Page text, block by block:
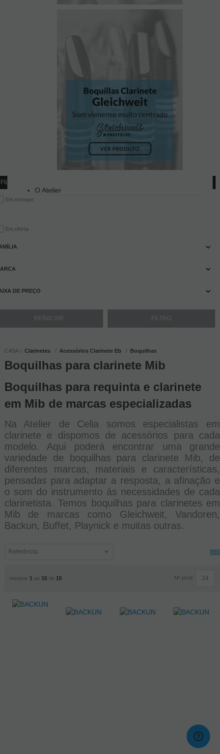
O Atelier
FILTRAR PRODUTOS
Em estoque
Em oferta
DE PREÇO
CASA Clarinetes Acessórios Clarinete Eb Boquilhas
Boquilhas para clarinete Mib
Boquilhas para requinta e clarinete
em Mib de marcas especializadas
Na Atelier de Celia somos especialistas em
clarinete e dispomos de acessórios para cada
modelo. Aqui poderá encontrar uma grande
variedade de boquilhas para clarinete Mib, de
diferentes marcas, materiais e características,
pensadas para adaptar a resposta, a afinação e
o som do instrumento às necessidades de cada
clarinetista. Temos boquilhas para clarinetes em
Mib de marcas como Gleichweit, Vandoren,
Backun, Buffet, Playnick e muitas outras.
mostrar 1 ao 15de 15 Nº prod.